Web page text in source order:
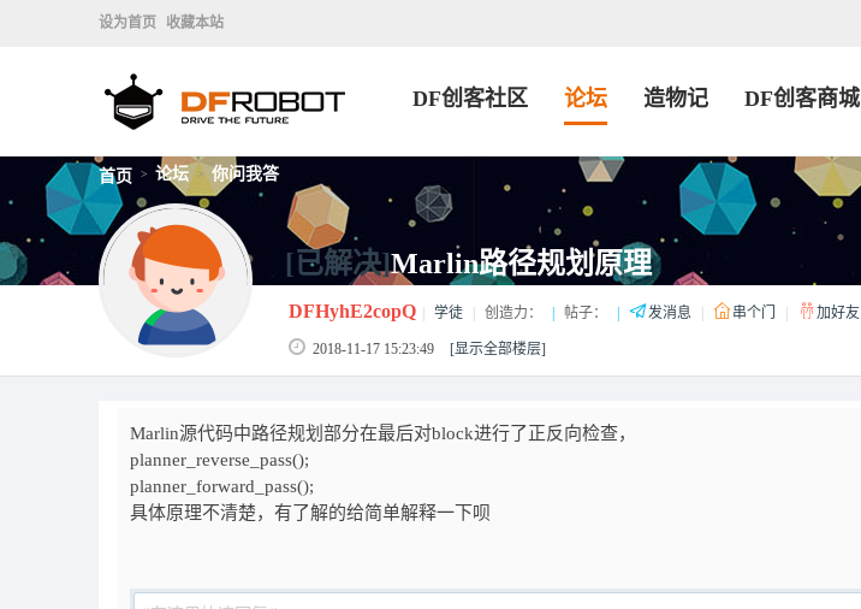
设为首页 收藏本站
DF创客社区 论坛 造物记 DF创客商城
首页 > 论坛 > 你问我答
[已解决]Marlin路径规划原理
DFHyhE2copQ 学徒 创造力： 帖子： 发消息 串个门 加好友
2018-11-17 15:23:49 [显示全部楼层]
Marlin源代码中路径规划部分在最后对block进行了正反向检查，
planner_reverse_pass();
planner_forward_pass();
具体原理不清楚，有了解的给简单解释一下呗